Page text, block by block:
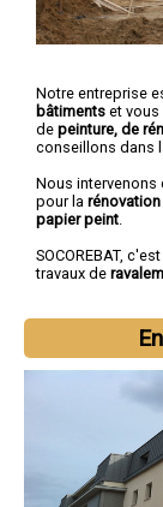
Notre entreprise
bâtiments et
de peinture, de
conseillons dans
Nous
pour la
papier peint.
SOCOREBAT,
travaux de